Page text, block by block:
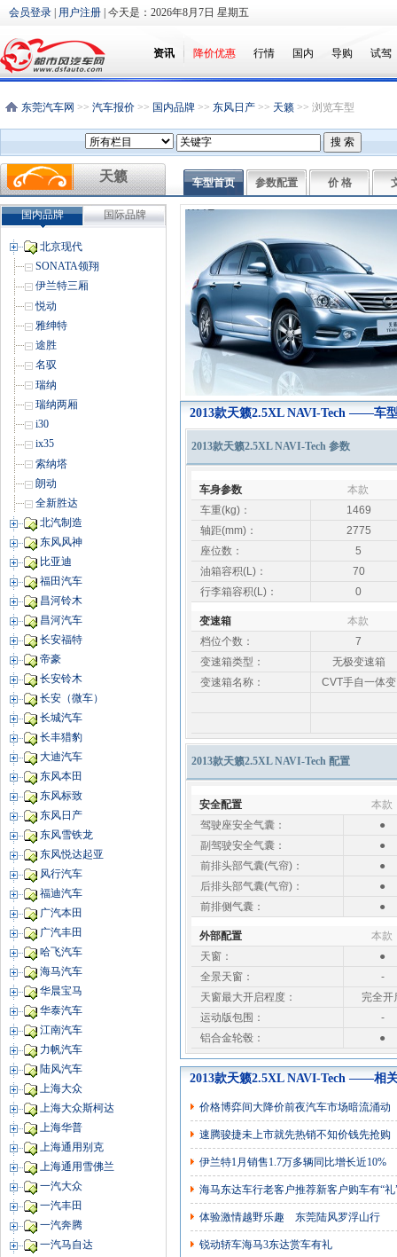
会员登录 用户注册 | 今天是： 2026年8月7日 星期五
资讯 降价优惠 行情 国内 导购 试驾
东莞汽车网 >> 汽车报价 >> 国内品牌 >> 东风日产 >> 天籁 >> 浏览车型
天籁 车型首页 参数配置 价 格
2013款天籁2.5XL NAVI-Tech ——车
2013款天籁2.5XL NAVI-Tech 参数
车身参数
本款
车重(kg)：
1469
轴距(mm)：
2775
座位数：
5
油箱容积(L)：
70
行李箱容积(L)：
0
变速箱
本款
档位个数：
7
变速箱类型：
无极变速箱
变速箱名称：
CVT手自一体变
2013款天籁2.5XL NAVI-Tech 配置
安全配置
本款
驾驶座安全气囊：
●
副驾驶安全气囊：
●
前排头部气囊(气帘)：
●
后排头部气囊(气帘)：
●
前排侧气囊：
●
外部配置
本款
天窗：
●
全景天窗：
-
天窗最大开启程度：
完全开
运动版包围：
-
铝合金轮毂：
●
2013款天籁2.5XL NAVI-Tech ——相
价格博弈间大降价前夜汽车市场暗流涌动
速腾骏捷未上市就先热销不知价钱先抢购
伊兰特1月销售1.7万多辆同比增长近10%
海马东达车行老客户推荐新客户购车有“礼
体验激情越野乐趣 东莞陆风罗浮山行
锐动轿车海马3东达赏车有礼
国内品牌 国际品牌
北京现代
SONATA领翔
伊兰特三厢
悦动
雅绅特
途胜
名驭
瑞纳
瑞纳两厢
i30
ix35
索纳塔
朗动
全新胜达
北汽制造
东风风神
比亚迪
福田汽车
昌河铃木
昌河汽车
长安福特
帝豪
长安铃木
长安（微车）
长城汽车
长丰猎豹
大迪汽车
东风本田
东风标致
东风日产
东风雪铁龙
东风悦达起亚
风行汽车
福迪汽车
广汽本田
广汽丰田
哈飞汽车
海马汽车
华晨宝马
华泰汽车
江南汽车
力帆汽车
陆风汽车
上海大众
上海大众斯柯达
上海华普
上海通用别克
上海通用雪佛兰
一汽大众
一汽丰田
一汽奔腾
一汽马自达